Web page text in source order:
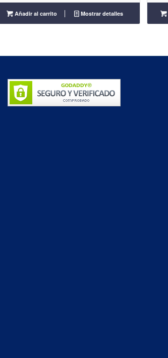
Añadir al carrito Mostrar detalles